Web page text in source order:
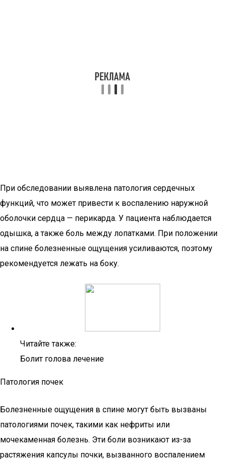
При обследовании выявлена патология сердечных
функций, что может привести к воспалению наружной
оболочки сердца — перикарда. У пациента наблюдается
одышка, а также боль между лопатками. При положении
на спине болезненные ощущения усиливаются, поэтому
рекомендуется лежать на боку.
Читайте также:
Болит голова лечение
Патология почек
Болезненные ощущения в спине могут быть вызваны
патологиями почек, такими как нефриты или
мочекаменная болезнь. Эти боли возникают из-за
растяжения капсулы почки, вызванного воспалением